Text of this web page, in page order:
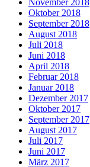
Oktober 2018
September 2018
August 2018
Juli 2018
Juni 2018
April 2018
Februar 2018
Januar 2018
Dezember 2017
Oktober 2017
September 2017
August 2017
Juli 2017
Juni 2017
März 2017